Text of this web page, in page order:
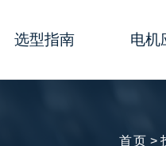
选型指南 电机
实验室
首页 >